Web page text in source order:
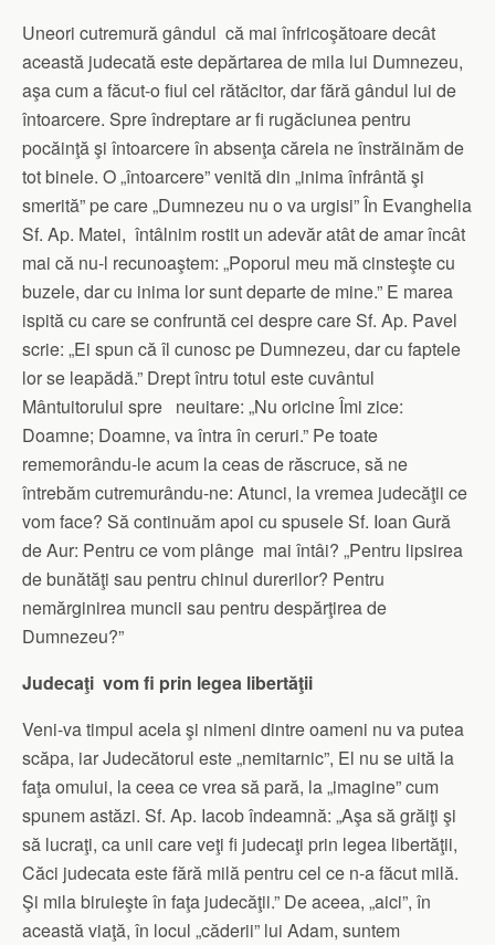
Uneori cutremură gândul că mai înfricoşătoare decât
această judecată este depărtarea de mila lui Dumnezeu,
aşa cum a făcut-o fiul cel rătăcitor, dar fără gândul lui de
întoarcere. Spre îndreptare ar fi rugăciunea pentru
pocăinţă şi întoarcere în absenţa căreia ne înstrăinăm de
tot binele. O „întoarcere” venită din „inima înfrântă şi
smerită” pe care „Dumnezeu nu o va urgisi” În Evanghelia
Sf. Ap. Matei, întâlnim rostit un adevăr atât de amar încât
mai că nu-l recunoaştem: „Poporul meu mă cinsteşte cu
buzele, dar cu inima lor sunt departe de mine.” E marea
ispită cu care se confruntă cei despre care Sf. Ap. Pavel
scrie: „Ei spun că îl cunosc pe Dumnezeu, dar cu faptele
lor se leapădă.” Drept întru totul este cuvântul
Mântuitorului spre neuitare: „Nu oricine Îmi zice:
Doamne; Doamne, va întra în ceruri.” Pe toate
rememorându-le acum la ceas de răscruce, să ne
întrebăm cutremurându-ne: Atunci, la vremea judecăţii ce
vom face? Să continuăm apoi cu spusele Sf. Ioan Gură
de Aur: Pentru ce vom plânge mai întâi? „Pentru lipsirea
de bunătăţi sau pentru chinul durerilor? Pentru
nemărginirea muncii sau pentru despărţirea de
Dumnezeu?”
Judecaţi vom fi prin legea libertăţii
Veni-va timpul acela şi nimeni dintre oameni nu va putea
scăpa, iar Judecătorul este „nemitarnic”, El nu se uită la
faţa omului, la ceea ce vrea să pară, la „imagine” cum
spunem astăzi. Sf. Ap. Iacob îndeamnă: „Aşa să grăiţi şi
să lucraţi, ca unii care veţi fi judecaţi prin legea libertăţii,
Căci judecata este fără milă pentru cel ce n-a făcut milă.
Şi mila biruieşte în faţa judecăţii.” De aceea, „aici”, în
această viaţă, în locul „căderii” lui Adam, suntem